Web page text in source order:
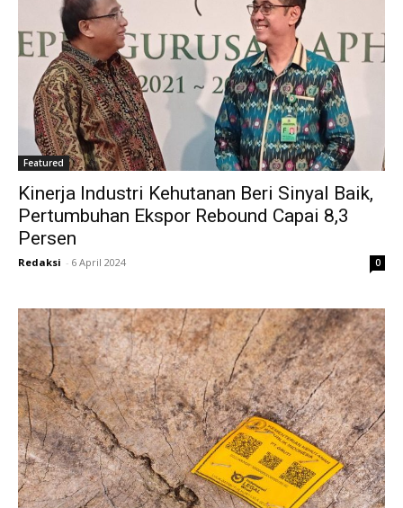
Featured
Kinerja Industri Kehutanan Beri Sinyal Baik,
Pertumbuhan Ekspor Rebound Capai 8,3
Persen
Redaksi - 6 April 2024 0